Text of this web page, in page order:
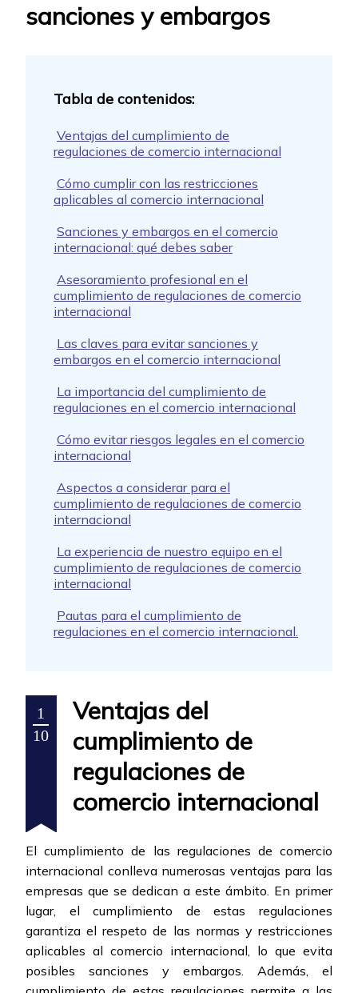
sanciones y embargos
Ventajas del cumplimiento de
regulaciones de comercio internacional
Cómo cumplir con las restricciones
aplicables al comercio internacional
Sanciones y embargos en el comercio
internacional: qué debes saber
Asesoramiento profesional en el
cumplimiento de regulaciones de comercio
internacional
Las claves para evitar sanciones y
embargos en el comercio internacional
La importancia del cumplimiento de
regulaciones en el comercio internacional
Cómo evitar riesgos legales en el comercio
internacional
Aspectos a considerar para el
cumplimiento de regulaciones de comercio
internacional
La experiencia de nuestro equipo en el
cumplimiento de regulaciones de comercio
internacional
Pautas para el cumplimiento de
regulaciones en el comercio internacional.
1
10
Ventajas del
cumplimiento de
regulaciones de
comercio internacional
El cumplimiento de las regulaciones de comercio
internacional conlleva numerosas ventajas para las
empresas que se dedican a este ámbito. En primer
lugar, el cumplimiento de estas regulaciones
garantiza el respeto de las normas y restricciones
aplicables al comercio internacional, lo que evita
posibles sanciones y embargos. Además, el